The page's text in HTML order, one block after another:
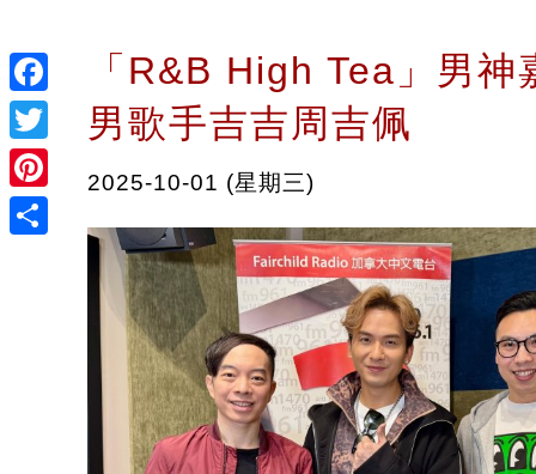
Facebook
Twitter
Pinterest
「R&B High Tea」男
男歌手吉吉周吉佩
2025-10-01 (星期三)